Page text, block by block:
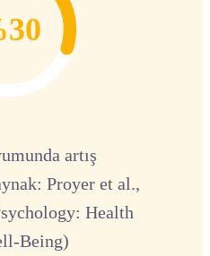
artış
Proyer et al.,
Health
Being)